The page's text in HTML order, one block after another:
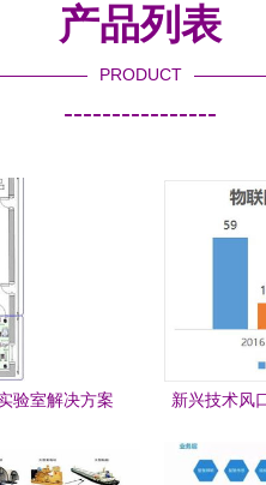
产品列表
PRODUCT
----------------
验室解决方案
新兴技术风